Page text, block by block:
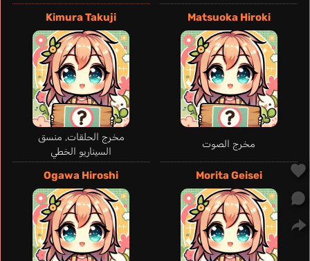
Matsuoka Hiroki
مخرج الصوت
Kimura Takuji
مخرج الحلقات, منسق
السيناريو الخطي
Morita Geisei
Ogawa Hiroshi
Boy